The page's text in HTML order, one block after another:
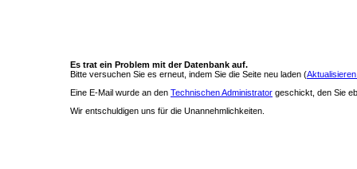
Es trat ein Problem mit der Datenbank auf.
Bitte versuchen Sie es erneut, indem Sie die Seite neu laden (
Eine E-Mail wurde an den Technischen Administrator geschickt, den Sie
Wir entschuldigen uns für die Unannehmlichkeiten.